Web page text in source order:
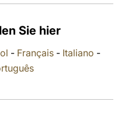
Sie hier
- Français- Italiano -